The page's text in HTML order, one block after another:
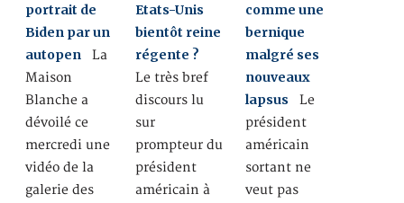
portrait de
Biden par un
autopen La
Maison
Blanche a
dévoilé ce
mercredi une
vidéo de la
galerie des
Etats-Unis
bientôt reine
régente ?
Le très bref
discours lu
sur
prompteur du
président
américain à
comme une
bernique
malgré ses
nouveaux
lapsus Le
président
américain
sortant ne
veut pas